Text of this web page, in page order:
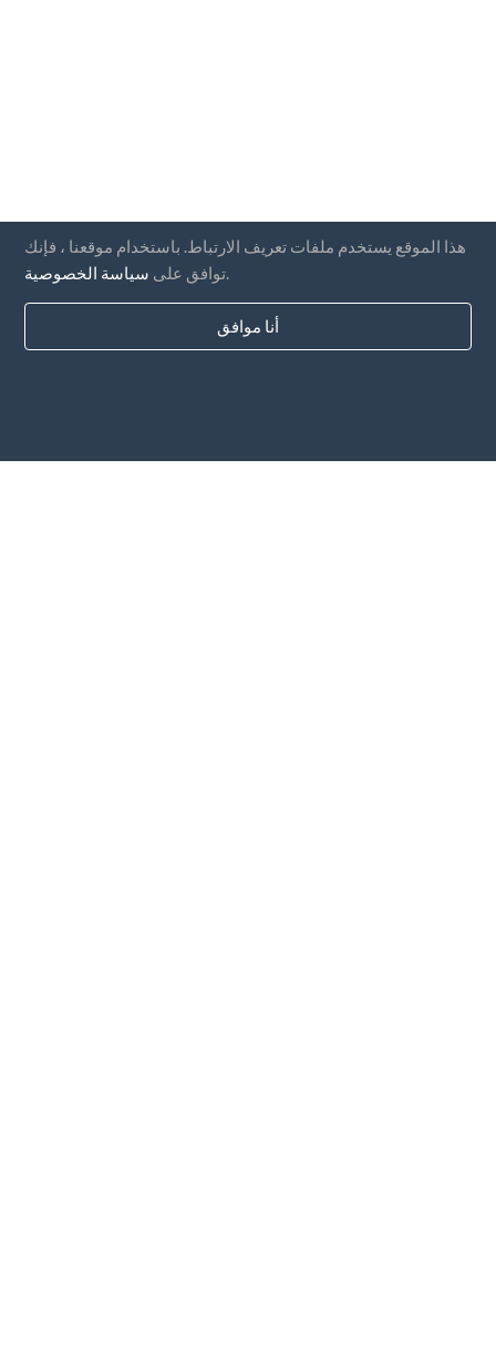
هذا الموقع يستخدم ملفات تعريف الارتباط. باستخدام موقعنا ، فإنك
توافق على سياسة الخصوصية
أنا موافق